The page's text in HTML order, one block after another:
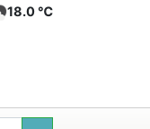
18.0 ℃